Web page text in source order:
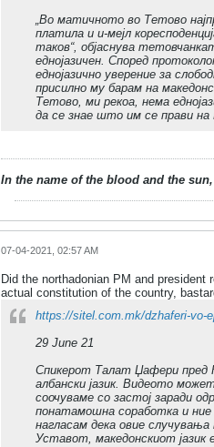
„Во матичното во Тетово
платила и и-мејл
таков“, објаснува
еднојазичен. Според
еднојазично уверение за
присилно му барам на
Тетово, ми рекоа, нема
да се знае што им се прави
In the name of the blood and the
07-04-2021, 02:57 AM
Did the northadonian PM and
actual constitution of the country,
https://sitel.com.mk/dzhaferi-vo-
29 June 21
Спикерот Талат Џафери пред
албански јазик. Видеото
соочуваме со застој заради
понатамошна соработка и
нагласам дека овие
Уставот, македонскиот јазик